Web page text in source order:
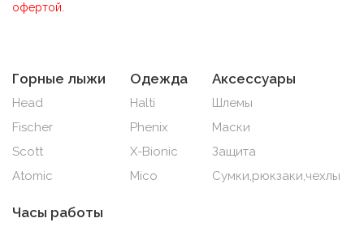
офертой.
Горные лыжи
Head
Fischer
Scott
Atomic
Одежда
Halti
Phenix
X-Bionic
Mico
Аксессуары
Шлемы
Маски
Защита
Сумки,рюкзаки,чехлы
Часы работы